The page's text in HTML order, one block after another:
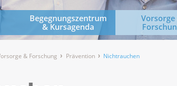
Begegnungszentrum
& Kursagenda
Vorsorge
& Forschung Prävention Nichtrauchen